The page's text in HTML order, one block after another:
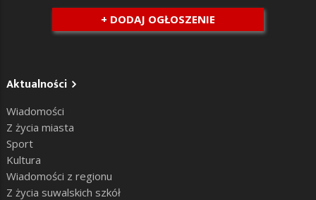
+ DODAJ OGŁOSZENIE
Aktualności
Wiadomości
Z życia miasta
Sport
Kultura
Wiadomości z regionu
Z życia suwalskich szkół